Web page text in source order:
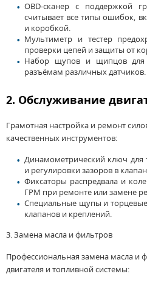
OBD-сканер с поддержкой
считывает все типы ошибок,
и коробкой.
Мультиметр и тестер
проверки цепей и защиты от
Набор щупов и щипцов для
разъёмам различных датчиков.
2. Обслуживание
Грамотная настройка и ремонт
качественных инструментов:
Динамометрический ключ для
и регулировки зазоров в
Фиксаторы распредвала и
ГРМ при ремонте или замене
Специальные щупы и торцевые
клапанов и креплений.
3. Замена масла и фильтров
Профессиональная замена масла и
двигателя и топливной системы: